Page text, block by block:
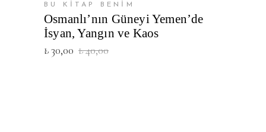
BU KİTAP BENİM
Osmanlı’nın Güneyi Yemen’de
İsyan, Yangın ve Kaos
₺40,00
Orijinal
fiyat:
₺30,00
Şu
andaki